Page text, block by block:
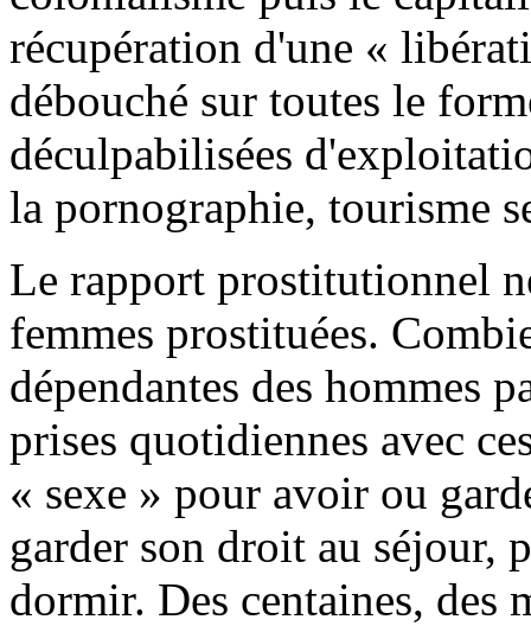
récupération d'une «
débouché sur toutes le
déculpabilisées
la pornographie, tourisme
Le rapport prostitutionnel
femmes prostituées.
dépendantes des hommes
prises quotidiennes avec
« sexe » pour avoir ou
garder son droit au séjour,
dormir. Des centaines,